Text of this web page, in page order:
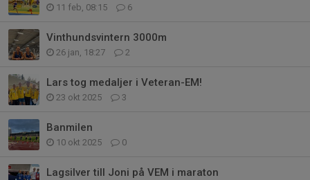
11 feb, 08:15 6
Vinthundsvintern 3000m
26 jan, 18:27 2
Lars tog medaljer i Veteran-EM!
23 okt 2025 3
Banmilen
10 okt 2025 0
Lagsilver till Joni på VEM i maraton